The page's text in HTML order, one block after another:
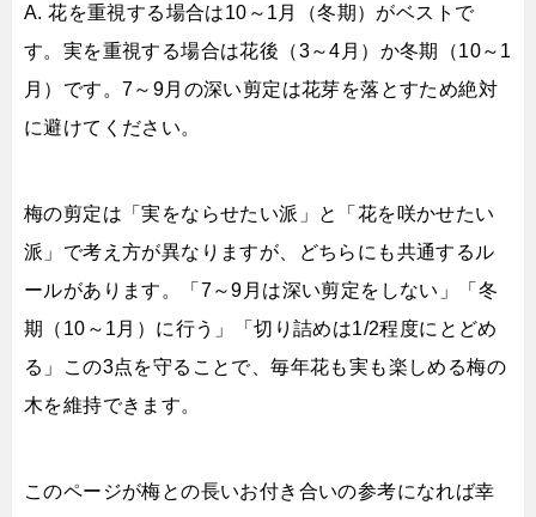
A. 花を重視する場合は10～1月（冬期）がベストで
す。実を重視する場合は花後（3～4月）か冬期（10～1
月）です。7～9月の深い剪定は花芽を落とすため絶対
に避けてください。
梅の剪定は「実をならせたい派」と「花を咲かせたい
派」で考え方が異なりますが、どちらにも共通するル
ールがあります。「7～9月は深い剪定をしない」「冬
期（10～1月）に行う」「切り詰めは1/2程度にとどめ
る」この3点を守ることで、毎年花も実も楽しめる梅の
木を維持できます。
このページが梅との長いお付き合いの参考になれば幸